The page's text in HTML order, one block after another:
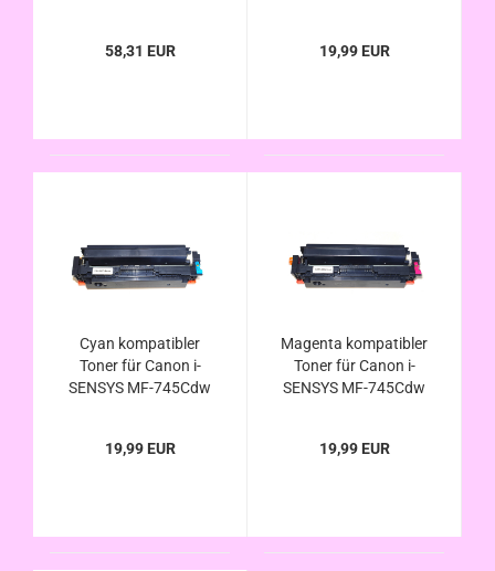
58,31 EUR
19,99 EUR
Cyan kompatibler
Toner für Canon i-
SENSYS MF-745Cdw
19,99 EUR
Magenta kompatibler
Toner für Canon i-
SENSYS MF-745Cdw
19,99 EUR